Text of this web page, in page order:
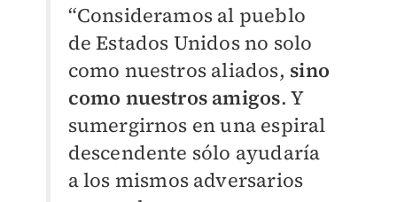
“Consideramos al pueblo
de Estados Unidos no solo
como nuestros aliados, sino
como nuestros amigos. Y
sumergirnos en una espiral
descendente sólo ayudaría
a los mismos adversarios